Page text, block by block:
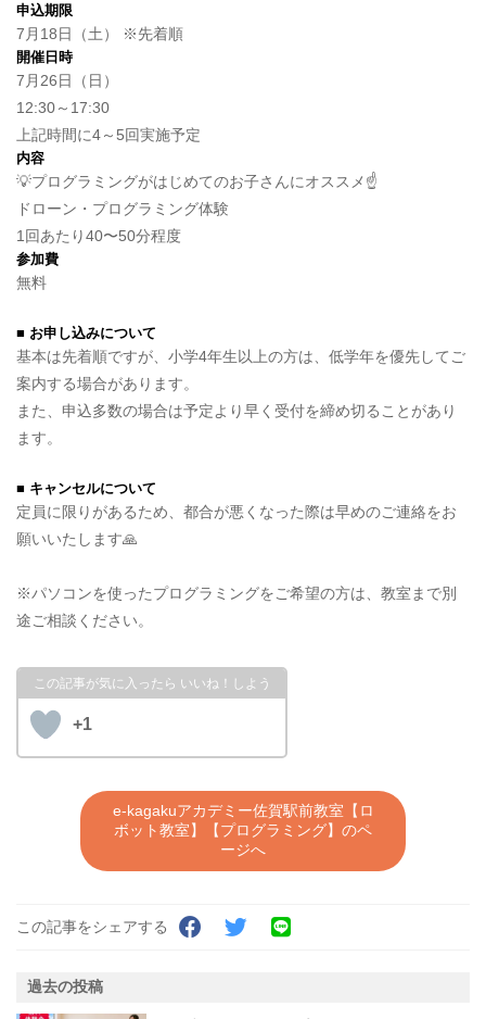
申込期限
7月18日（土） ※先着順
開催日時
7月26日（日）
12:30～17:30
上記時間に4～5回実施予定
内容
💡プログラミングがはじめてのお子さんにオススメ☝️
ドローン・プログラミング体験
1回あたり40〜50分程度
参加費
無料
■ お申し込みについて
基本は先着順ですが、小学4年生以上の方は、低学年を優先してご
案内する場合があります。
また、申込多数の場合は予定より早く受付を締め切ることがあり
ます。
■ キャンセルについて
定員に限りがあるため、都合が悪くなった際は早めのご連絡をお
願いいたします🙏
※パソコンを使ったプログラミングをご希望の方は、教室まで別
途ご相談ください。
+1
e-kagakuアカデミー佐賀駅前教室【ロ
ボット教室】【プログラミング】のペ
ージへ
この記事をシェアする
過去の投稿